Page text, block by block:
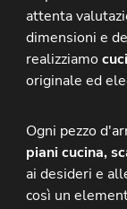
attenta
dimensioni e
realizziamo
originale ed
Ogni pezzo
piani cucina,
ai desideri e
così un